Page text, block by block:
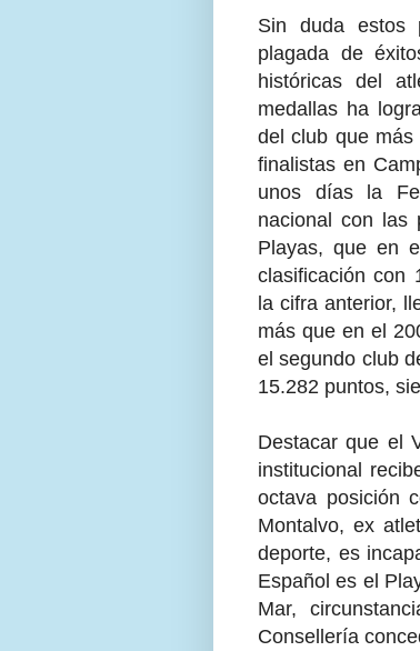
Sin duda estos
plagada de
históricas del
medallas ha
del club que
finalistas en
unos días la
nacional con las
Playas, que en
clasificación con
la cifra anterior,
más que en el
el segundo club
15.282 puntos,
Destacar que el
institucional
octava posición
Montalvo, ex
deporte, es
Español es el
Mar,
Consellería